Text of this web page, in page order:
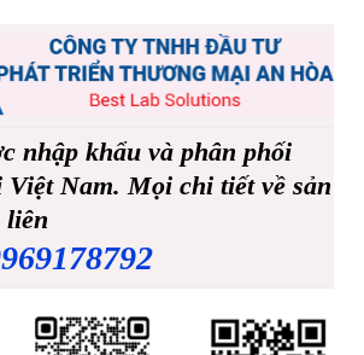
nhập khẩu và phân phối
Nam. Mọi chi tiết về sản
liên